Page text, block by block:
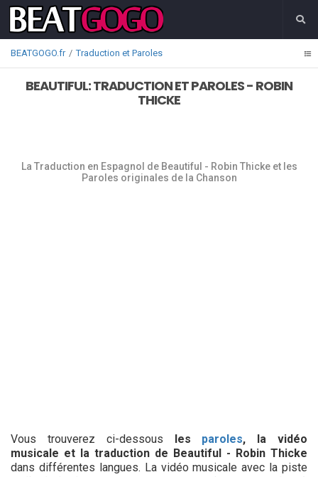
BEATGOGO.fr Traduction et Paroles
BEAUTIFUL: TRADUCTION ET PAROLES - ROBIN
THICKE
La Traduction en Espagnol de Beautiful - Robin Thicke et les
Paroles originales de la Chanson
Vous trouverez ci-dessous les paroles, la vidéo
musicale et la traduction de Beautiful - Robin Thicke
dans différentes langues. La vidéo musicale avec la piste